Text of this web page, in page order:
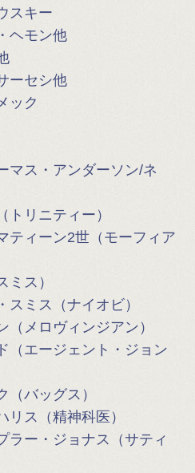
スキー
ヘモン他
ーセシ他
ック
マス・アンダーソン/ネ
トリニティー）
ティーン2世（モーフィア
ミス）
スミス（ナイオビ）
（メロヴィンジアン）
（エージェント・ジョン
（バッグス）
リス（精神科医）
ラー・ジョナス（サティ